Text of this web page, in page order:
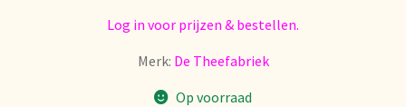
Log in voor prijzen & bestellen.
Merk: De Theefabriek
Op voorraad